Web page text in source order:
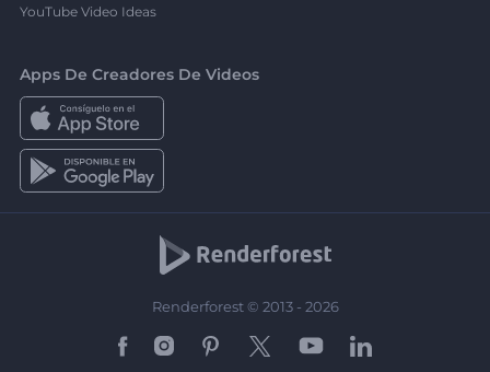
YouTube Video Ideas
Apps De Creadores De Videos
Renderforest © 2013 - 2026